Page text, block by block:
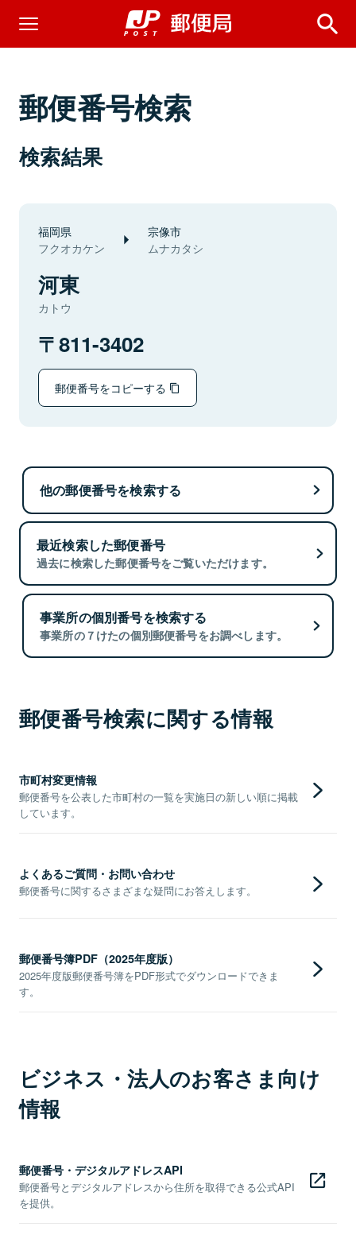
郵便番号検索
検索結果
福岡県
フクオカケン
宗像市
ムナカタシ
河東
カトウ
811-3402
郵便番号をコピーする
他の郵便番号を検索する
最近検索した郵便番号
過去に検索した郵便番号をご覧いただけます。
事業所の個別番号を検索する
事業所の７けたの個別郵便番号をお調べします。
郵便番号検索に関する情報
市町村変更情報
郵便番号を公表した市町村の一覧を実施日の新しい順に掲載
しています。
よくあるご質問・お問い合わせ
郵便番号に関するさまざまな疑問にお答えします。
郵便番号簿PDF（2025年度版）
2025年度版郵便番号簿をPDF形式でダウンロードできま
す。
ビジネス・法人のお客さま向け
情報
郵便番号・デジタルアドレスAPI
郵便番号とデジタルアドレスから住所を取得できる公式API
を提供。